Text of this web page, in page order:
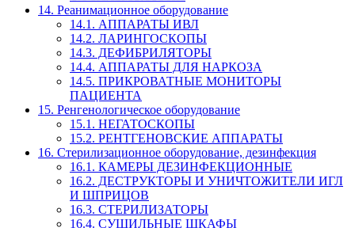
14. Реанимационное оборудование
14.1. АППАРАТЫ ИВЛ
14.2. ЛАРИНГОСКОПЫ
14.3. ДЕФИБРИЛЯТОРЫ
14.4. АППАРАТЫ ДЛЯ НАРКОЗА
14.5. ПРИКРОВАТНЫЕ МОНИТОРЫ
ПАЦИЕНТА
15. Ренгенологическое оборудование
15.1. НЕГАТОСКОПЫ
15.2. РЕНТГЕНОВСКИЕ АППАРАТЫ
16. Стерилизационное оборудование, дезинфекция
16.1. КАМЕРЫ ДЕЗИНФЕКЦИОННЫЕ
16.2. ДЕСТРУКТОРЫ И УНИЧТОЖИТЕЛИ ИГЛ
И ШПРИЦОВ
16.3. СТЕРИЛИЗАТОРЫ
16.4. СУШИЛЬНЫЕ ШКАФЫ